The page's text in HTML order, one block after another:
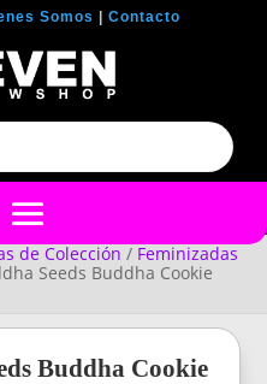
Somos Contacto
de Colección / Feminizadas
Seeds Buddha Cookie
Buddha Cookie